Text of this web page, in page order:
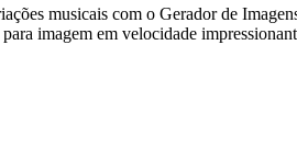
musicais com o Gerador de
imagem em velocidade